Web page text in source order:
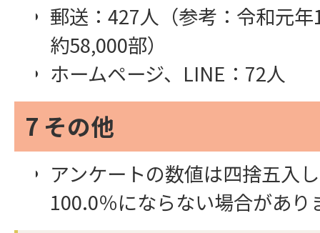
郵送：427人（参考：令和元
約58,000部）
ホームページ、LINE：72人
7 その他
アンケートの数値は四捨五入
100.0％にならない場合があり